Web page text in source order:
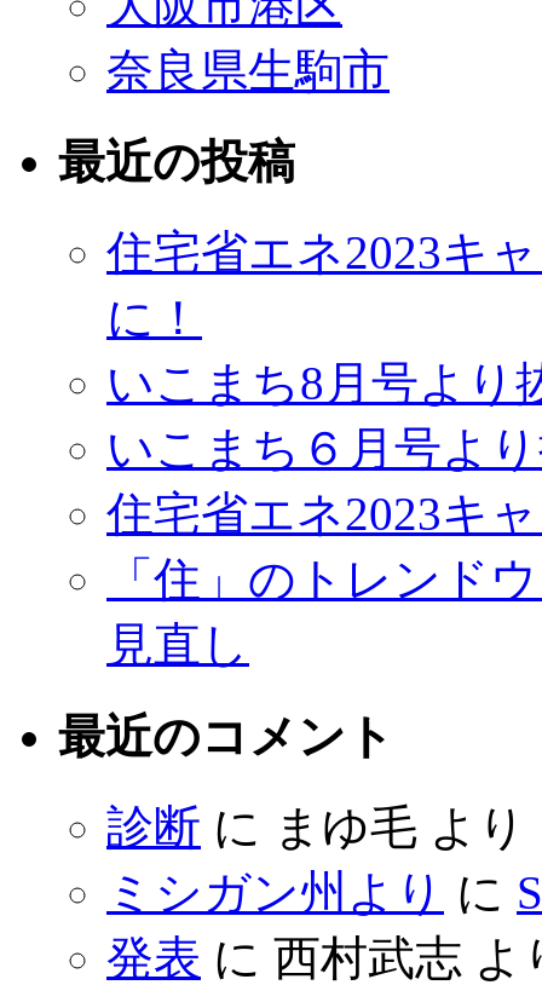
奈良県生駒市
最近の投稿
住宅省エネ2023キ
に！
いこまち8月号よ
いこまち６月号よ
住宅省エネ2023キ
「住」のトレンド
見直し
最近のコメント
診断 に まゆ毛 より
ミシガン州より に
発表 に 西村武志 よ